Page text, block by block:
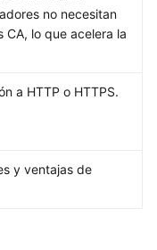
no necesitan
CA, lo que acelera la
a HTTP o HTTPS.
y ventajas de